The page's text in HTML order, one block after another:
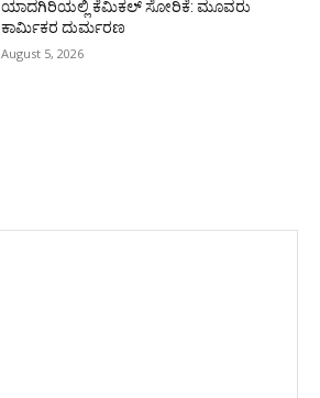
ಯಾದಗಿರಿಯಲ್ಲಿ ಕೆಮಿಕಲ್ ಸೋರಿಕೆ: ಮೂವರು
ಕಾರ್ಮಿಕರ ದುರ್ಮರಣ
August 5, 2026